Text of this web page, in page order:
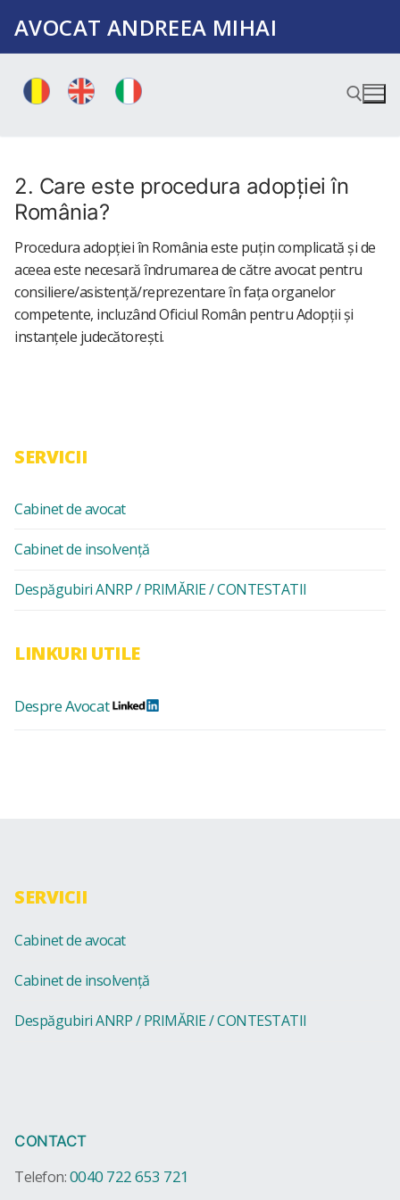
conținut
AVOCAT ANDREEA MIHAI
2. Care este procedura adopției în
România?
Procedura adopției în România este puțin complicată și de
aceea este necesară îndrumarea de către avocat pentru
consiliere/asistență/reprezentare în fața organelor
competente, incluzând Oficiul Român pentru Adopții și
instanțele judecătorești.
SERVICII
Cabinet de avocat
Cabinet de insolvență
Despăgubiri ANRP / PRIMĂRIE / CONTESTATII
LINKURI UTILE
Despre Avocat
SERVICII
Cabinet de avocat
Cabinet de insolvență
Despăgubiri ANRP / PRIMĂRIE / CONTESTATII
CONTACT
Telefon:0040 722 653 721